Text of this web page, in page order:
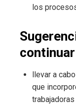
los
llevar a
que